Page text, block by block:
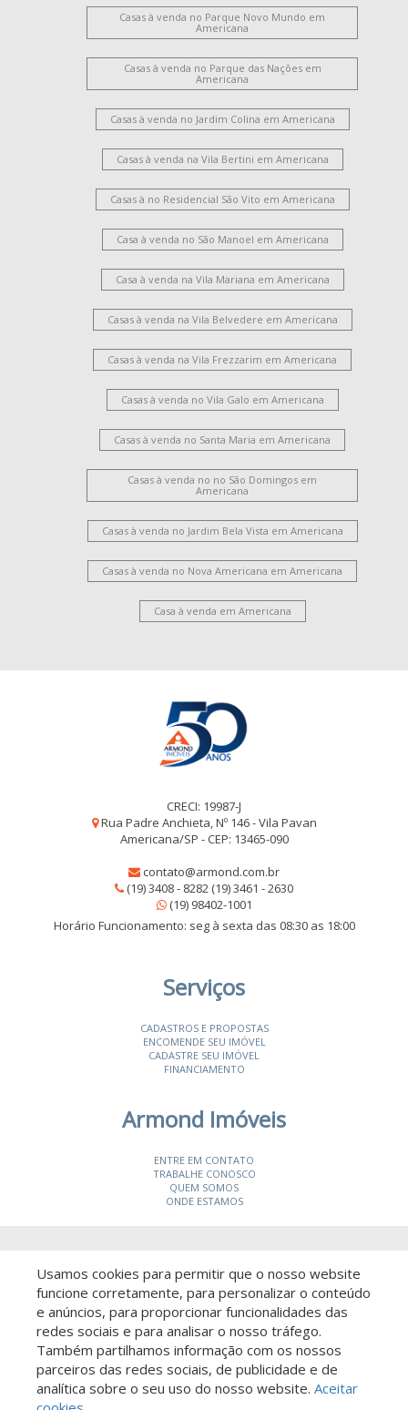
Casas à venda no Parque Novo Mundo em
Americana
Casas à venda no Parque das Nações em
Americana
Casas à venda no Jardim Colina em Americana
Casas à venda na Vila Bertini em Americana
Casas à no Residencial São Vito em Americana
Casa à venda no São Manoel em Americana
Casa à venda na Vila Mariana em Americana
Casas à venda na Vila Belvedere em Americana
Casas à venda na Vila Frezzarim em Americana
Casas à venda no Vila Galo em Americana
Casas à venda no Santa Maria em Americana
Casas à venda no no São Domingos em
Americana
Casas à venda no Jardim Bela Vista em Americana
Casas à venda no Nova Americana em Americana
Casa à venda em Americana
CRECI: 19987-J
Rua Padre Anchieta, Nº 146 - Vila Pavan
Americana/SP - CEP: 13465-090
contato@armond.com.br
(19) 3408 - 8282 (19) 3461 - 2630
(19) 98402-1001
Horário Funcionamento: seg à sexta das 08:30 as 18:00
Serviços
CADASTROS E PROPOSTAS
ENCOMENDE SEU IMÓVEL
CADASTRE SEU IMÓVEL
FINANCIAMENTO
Armond Imóveis
ENTRE EM CONTATO
TRABALHE CONOSCO
QUEM SOMOS
ONDE ESTAMOS
Descomplicado por:
Usamos cookies para permitir que o nosso website
funcione corretamente, para personalizar o conteúdo
e anúncios, para proporcionar funcionalidades das
redes sociais e para analisar o nosso tráfego.
Também partilhamos informação com os nossos
parceiros das redes sociais, de publicidade e de
analítica sobre o seu uso do nosso website. Aceitar